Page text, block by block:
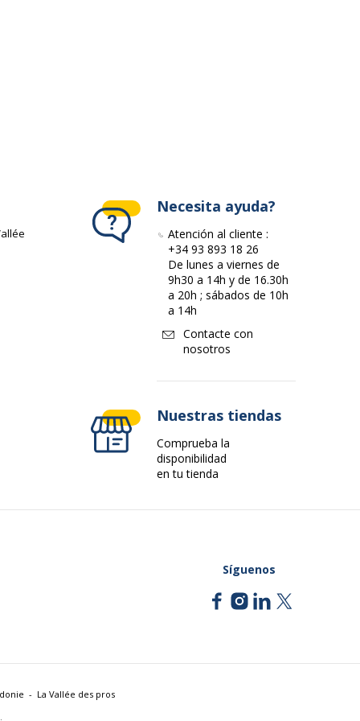
Necesita ayuda?
Atención al cliente :
+34 93 893 18 26
De lunes a viernes de
9h30 a 14h y de 16.30h
a 20h ; sábados de 10h
a 14h
Contacte con
nosotros
Nuestras tiendas
Comprueba la
disponibilidad
en tu tienda
Síguenos
La Vallée des pros